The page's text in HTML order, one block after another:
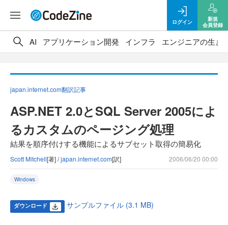
ログイン
新規
会員登録
AI アプリケーション開発 インフラ エンジニアの生き
japan.internet.com翻訳記事
ASP.NET 2.0とSQL Server 2005によ
るカスタムのページング処理
結果を順序付けする機能によるサブセット取得の簡易化
Scott Mitchell[著] /japan.internet.com[訳] 2006/06/20 00:00
Windows
ダウンロード サンプルファイル (3.1 MB)